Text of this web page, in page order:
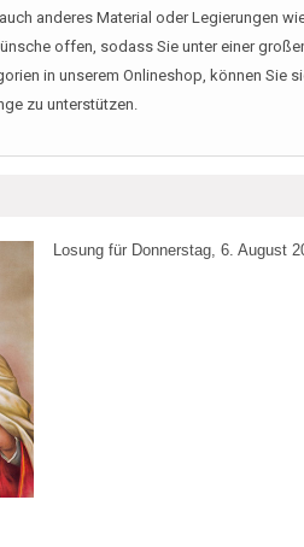
anderes Material oder Legierungen
offen, sodass Sie unter einer
in unserem Onlineshop, können Sie
zu unterstützen.
Losung für Donnerstag, 6. August